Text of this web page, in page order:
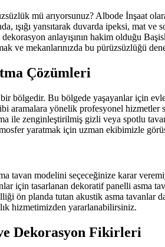
mü arıyorsunuz? Albode İnşaat
ışığı yansıtarak duvarda ipeksi,
anlayışının hakim olduğu
ve mekanlarınızda bu pürüzsüzlüğü
Çözümleri
bölgedir. Bu bölgede yaşayanlar için
aramalara yönelik profesyonel
zenginleştirilmiş gizli veya spotlu
yaratmak için uzman ekibimizle
tavan modelini seçeceğinize karar
için tasarlanan dekoratif panelli asma
ön planda tutan akustik asma tavanlar
hizmetimizden yararlanabilirsiniz.
Dekorasyon Fikirleri